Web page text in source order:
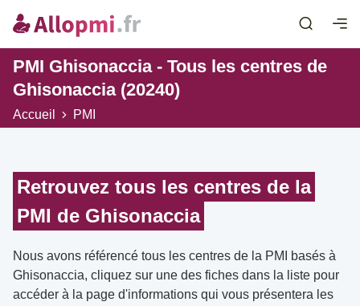
PMI Ghisonaccia - Tous les centres de
Ghisonaccia (20240)
Accueil PMI
Retrouvez tous les centres de la
PMI de Ghisonaccia
Nous avons référencé tous les centres de la PMI basés à
Ghisonaccia, cliquez sur une des fiches dans la liste pour
accéder à la page d'informations qui vous présentera les